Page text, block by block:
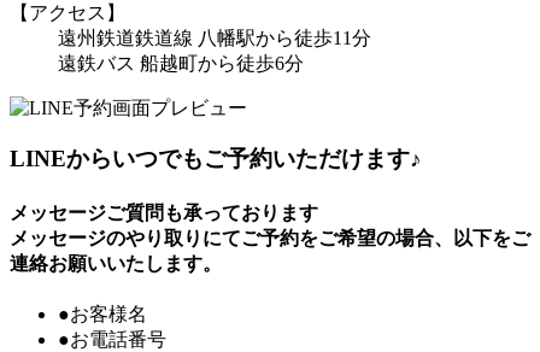
【アクセス】
遠州鉄道鉄道線 八幡駅から徒歩11分
遠鉄バス 船越町から徒歩6分
LINEからいつでもご予約いただけます♪
メッセージご質問も承っております
メッセージのやり取りにてご予約をご希望の場合、以下をご
連絡お願いいたします。
●お客様名
●お電話番号